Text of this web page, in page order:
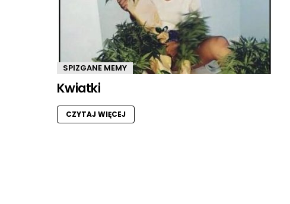
SPIZGANE MEMY
Kwiatki
CZYTAJ WIĘCEJ